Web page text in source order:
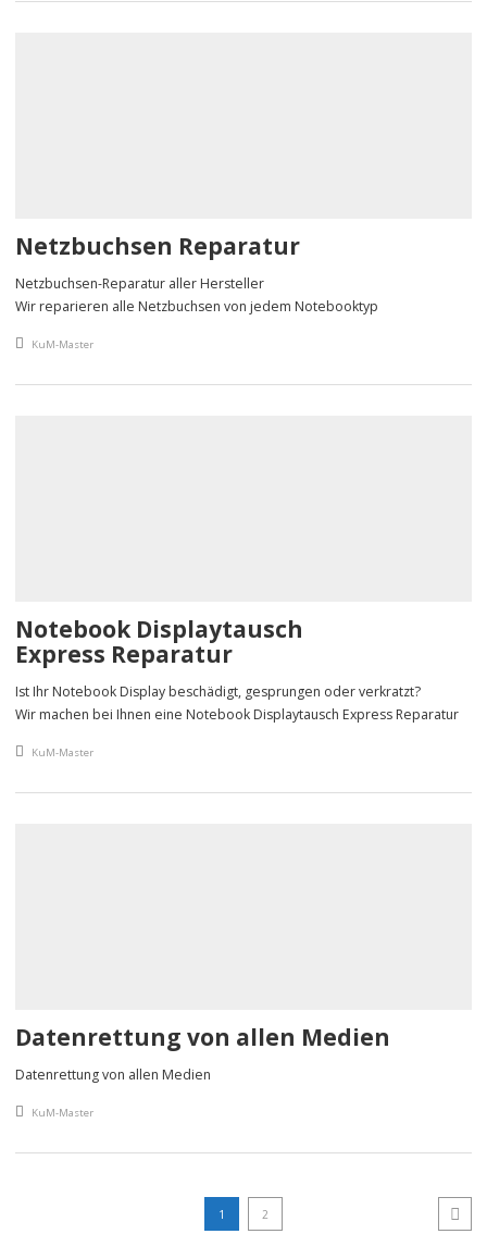
Netzbuchsen Reparatur
Netzbuchsen-Reparatur aller Hersteller
Wir reparieren alle Netzbuchsen von jedem Notebooktyp
An article by
KuM-Master
Notebook Displaytausch
Express Reparatur
Ist Ihr Notebook Display beschädigt, gesprungen oder verkratzt?
Wir machen bei Ihnen eine Notebook Displaytausch Express Reparatur
An article by
KuM-Master
Datenrettung von allen Medien
Datenrettung von allen Medien
An article by
KuM-Master
Seitennummerierung der
Page
1 Page
2